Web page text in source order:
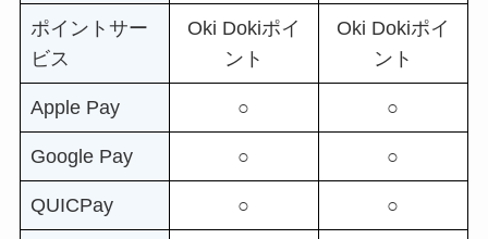
ポイントサー
ビス
Oki Dokiポイ
ント
Oki Dokiポイ
ント
Apple Pay ○ ○
Google Pay ○ ○
QUICPay ○ ○